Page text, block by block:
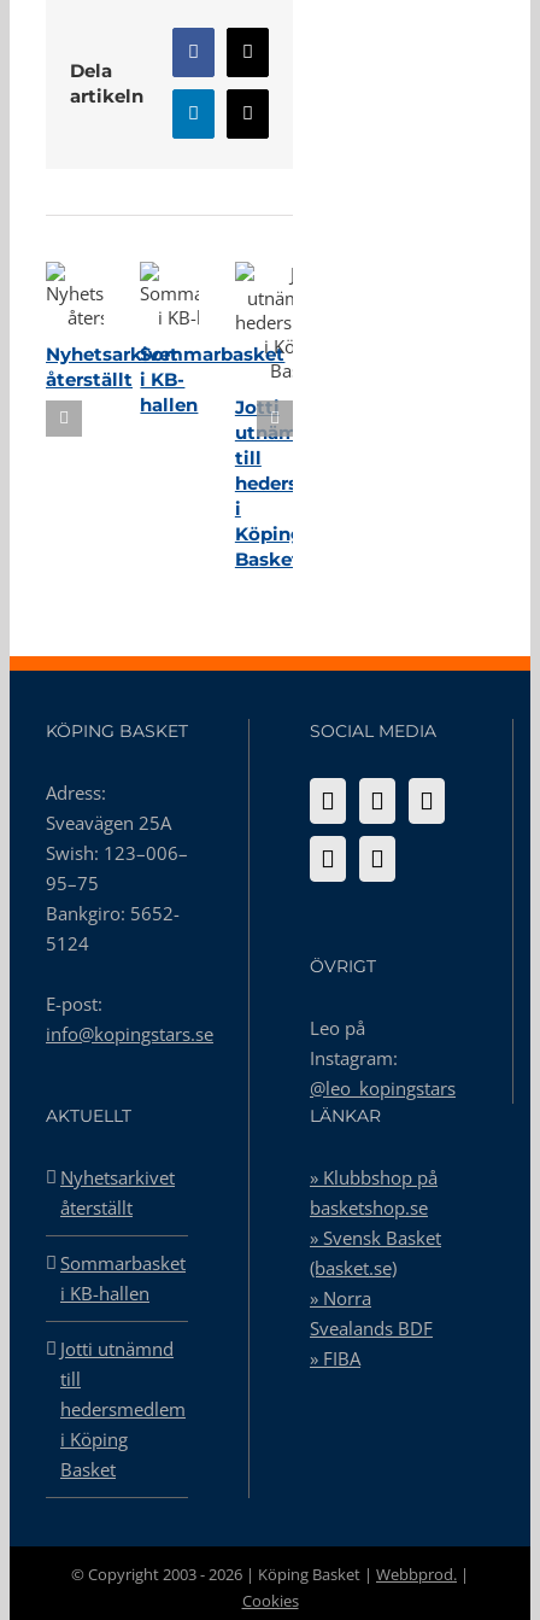
Dela
artikeln
Facebook
X
LinkedInE-
post
Nyhetsarkivet
återställt
Sommarbasket
i KB-
hallen
Jotti
utnämnd
till
hedersmedlem
i
Köping
Basket
KÖPING BASKET
Adress:
Sveavägen 25A
Swish: 123–006–
95–75
Bankgiro: 5652-
5124
E-post:
info@kopingstars.se
SOCIAL MEDIA
ÖVRIGT
Leo på
Instagram:
@leo_kopingstars
AKTUELLT
Nyhetsarkivet
återställt
Sommarbasket
i KB-hallen
Jotti utnämnd
till
hedersmedlem
i Köping
Basket
LÄNKAR
» Klubbshop på
basketshop.se
» Svensk Basket
(basket.se)
» Norra
Svealands BDF
» FIBA
© Copyright 2003 -2026 | Köping Basket | Webbprod. |
Cookies